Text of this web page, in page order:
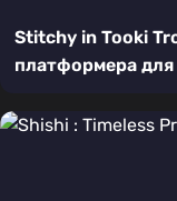
Stitchy in Tooki
платформера